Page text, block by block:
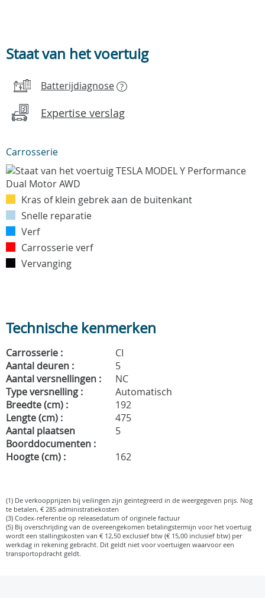
Staat van het voertuig
Batterijdiagnose ?
Expertise verslag
Carrosserie
Kras of klein gebrek aan de buitenkant
Snelle reparatie
Verf
Carrosserie verf
Vervanging
Technische kenmerken
Carrosserie :
CI
Aantal deuren :
5
Aantal versnellingen :
NC
Type versnelling :
Automatisch
Breedte (cm) :
192
Lengte (cm) :
475
Aantal plaatsen
Boorddocumenten :
5
Hoogte (cm) :
162
(1) De verkoopprijzen bij veilingen zijn geïntegreerd in de weergegeven prijs. Nog
te betalen, € 285 administratiekosten
(3) Codex-referentie op releasedatum of originele factuur
(5) Bij overschrijding van de overeengekomen betalingstermijn voor het voertuig
wordt een stallingskosten van € 12,50 exclusief btw (€ 15,00 inclusief btw) per
werkdag in rekening gebracht. Dit geldt niet voor voertuigen waarvoor een
transportopdracht geldt.